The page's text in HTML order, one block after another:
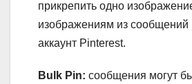
прикрепить одно
изображениям из
аккаунт Pinterest.
Bulk Pin: сообщения могут